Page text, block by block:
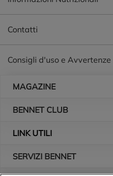
Contatti
Consigli d'uso e Avvertenze
MAGAZINE
BENNET CLUB
LINK UTILI
SERVIZI BENNET